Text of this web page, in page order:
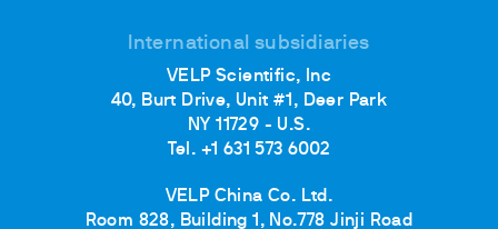
International subsidiaries
VELP Scientific, Inc
40, Burt Drive, Unit #1, Deer Park
NY 11729 - U.S.
Tel. +1 631 573 6002
VELP China Co. Ltd.
Room 828, Building 1, No.778 Jinji Road